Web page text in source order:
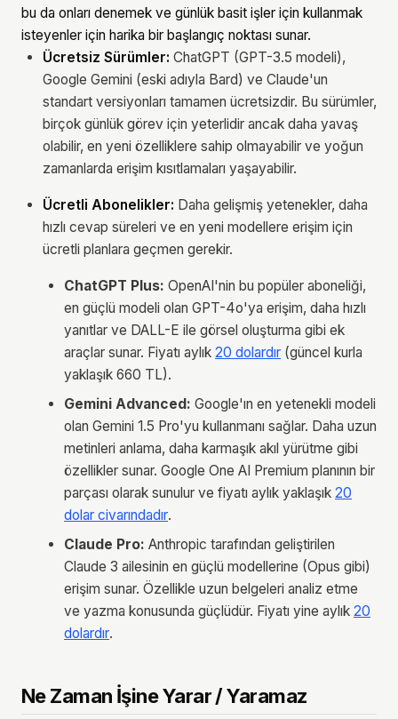
bu da onları denemek ve günlük basit işler için kullanmak
isteyenler için harika bir başlangıç noktası sunar.
Ücretsiz Sürümler: ChatGPT (GPT-3.5 modeli),
Google Gemini (eski adıyla Bard) ve Claude'un
standart versiyonları tamamen ücretsizdir. Bu sürümler,
birçok günlük görev için yeterlidir ancak daha yavaş
olabilir, en yeni özelliklere sahip olmayabilir ve yoğun
zamanlarda erişim kısıtlamaları yaşayabilir.
Ücretli Abonelikler: Daha gelişmiş yetenekler, daha
hızlı cevap süreleri ve en yeni modellere erişim için
ücretli planlara geçmen gerekir.
ChatGPT Plus: OpenAI'nin bu popüler aboneliği,
en güçlü modeli olan GPT-4o'ya erişim, daha hızlı
yanıtlar ve DALL-E ile görsel oluşturma gibi ek
araçlar sunar. Fiyatı aylık 20 dolardır (güncel kurla
yaklaşık 660 TL).
Gemini Advanced: Google'ın en yetenekli modeli
olan Gemini 1.5 Pro'yu kullanmanı sağlar. Daha uzun
metinleri anlama, daha karmaşık akıl yürütme gibi
özellikler sunar. Google One AI Premium planının bir
parçası olarak sunulur ve fiyatı aylık yaklaşık 20
dolar civarındadır.
Claude Pro: Anthropic tarafından geliştirilen
Claude 3 ailesinin en güçlü modellerine (Opus gibi)
erişim sunar. Özellikle uzun belgeleri analiz etme
ve yazma konusunda güçlüdür. Fiyatı yine aylık 20
dolardır.
Ne Zaman İşine Yarar / Yaramaz